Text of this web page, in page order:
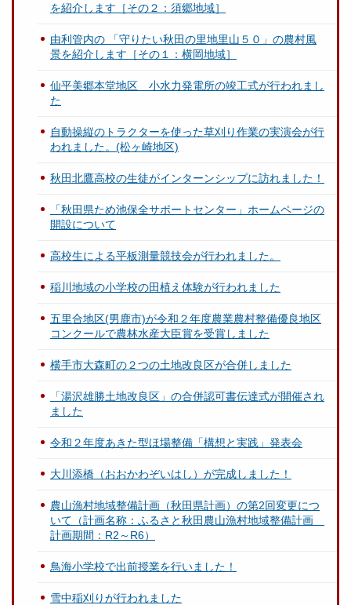
を紹介します［その２：須郷地域］
由利管内の 「守りたい秋田の里地里山５０」の農村風
景を紹介します［その１：横岡地域］
仙平美郷本堂地区 小水力発電所の竣工式が行われまし
た
自動操縦のトラクターを使った草刈り作業の実演会が行
われました。(松ヶ崎地区)
秋田北鷹高校の生徒がインターンシップに訪れました！
「秋田県ため池保全サポートセンター」ホームページの
開設について
高校生による平板測量競技会が行われました。
稲川地域の小学校の田植え体験が行われました
五里合地区(男鹿市)が令和２年度農業農村整備優良地区
コンクールで農林水産大臣賞を受賞しました
横手市大森町の２つの土地改良区が合併しました
「湯沢雄勝土地改良区」の合併認可書伝達式が開催され
ました
令和２年度あきた型ほ場整備「構想と実践」発表会
大川添橋（おおかわぞいはし）が完成しました！
農山漁村地域整備計画（秋田県計画）の第2回変更につ
いて（計画名称：ふるさと秋田農山漁村地域整備計画
計画期間：R2～R6）
鳥海小学校で出前授業を行いました！
雪中稲刈りが行われました